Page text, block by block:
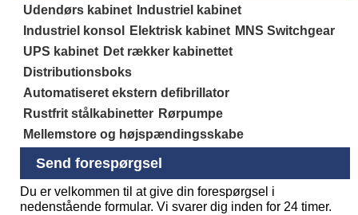
Udendørs kabinet
Industriel kabinet
Industriel konsol
Elektrisk kabinet MNS Switchgear
UPS kabinet Det rækker kabinettet
Distributionsboks
Automatiseret ekstern defibrillator
Rustfrit stålkabinetter Rørpumpe
Mellemstore og højspændingsskabe
Send forespørgsel
Du er velkommen til at give din forespørgsel i
nedenstående formular. Vi svarer dig inden for 24 timer.